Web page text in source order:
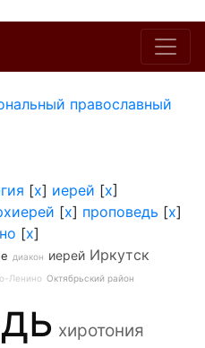
православный
[x] иерей [x]
[x] проповедь [x]
[x]
диакон иерей Иркутск
Ленино Октябрьский район
хиротония